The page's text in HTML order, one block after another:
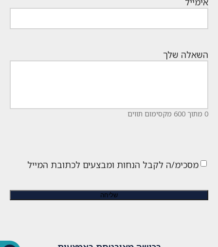
השאלה שלך
0 מתוך 600 מקסימום תווים
מסכימ/ה לקבל הנחות ומבצעים לכתובת המייל